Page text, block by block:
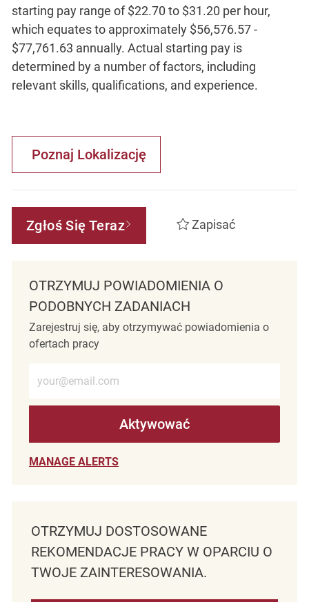
starting pay range of $22.70 to $31.20 per hour,
which equates to approximately $56,576.57 -
$77,761.63 annually. Actual starting pay is
determined by a number of factors, including
relevant skills, qualifications, and experience.
Poznaj Lokalizację
Zgłoś Się Teraz Zapisać
OTRZYMUJ POWIADOMIENIA O
PODOBNYCH ZADANIACH
Zarejestruj się, aby otrzymywać powiadomienia o
ofertach pracy
Aktywować
MANAGE ALERTS
OTRZYMUJ DOSTOSOWANE
REKOMENDACJE PRACY W OPARCIU O
TWOJE ZAINTERESOWANIA.